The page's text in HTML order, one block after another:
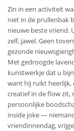
Zin in een activiteit
niet in de prullenbak
nieuwe beste vriend.
zelf, jawel. Geen
gezonde
Met gedroogde
kunstwerkje dat u
want hij ruikt heerlijk,
creatief in de flow zit,
persoonlijke
inside joke —
vriendinnendag,